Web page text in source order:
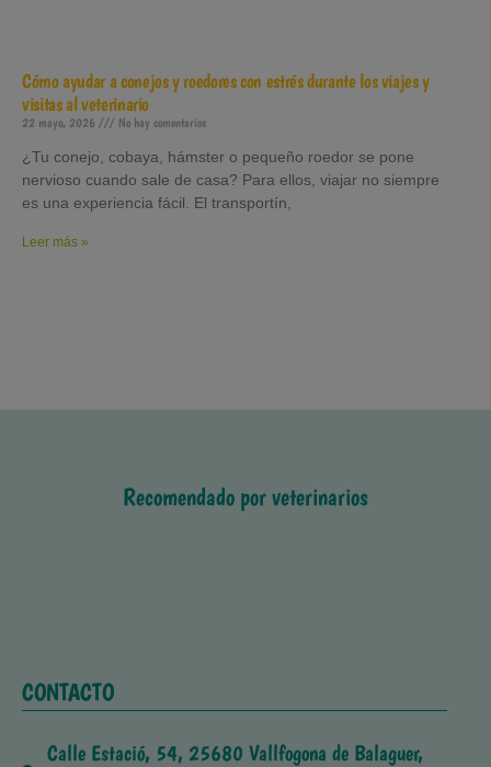
Cómo ayudar a conejos y roedores con estrés durante los viajes y
visitas al veterinario
22 mayo, 2026 No hay comentarios
¿Tu conejo, cobaya, hámster o pequeño roedor se pone
nervioso cuando sale de casa? Para ellos, viajar no siempre
es una experiencia fácil. El transportín,
Leer más »
Recomendado por veterinarios
CONTACTO
Calle Estació, 54, 25680 Vallfogona de Balaguer,